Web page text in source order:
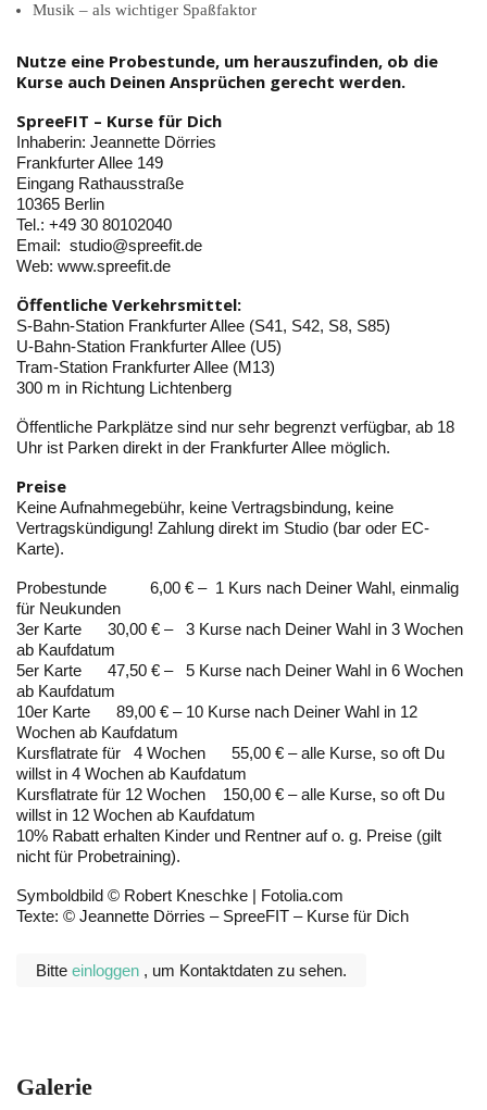
Musik – als wichtiger Spaßfaktor
Nutze eine Probestunde, um herauszufinden, ob die
Kurse auch Deinen Ansprüchen gerecht werden.
SpreeFIT – Kurse für Dich
Inhaberin: Jeannette Dörries
Frankfurter Allee 149
Eingang Rathausstraße
10365 Berlin
Tel.: +49 30 80102040
Email: studio@spreefit.de
Web: www.spreefit.de
Öffentliche Verkehrsmittel:
S-Bahn-Station Frankfurter Allee (S41, S42, S8, S85)
U-Bahn-Station Frankfurter Allee (U5)
Tram-Station Frankfurter Allee (M13)
300 m in Richtung Lichtenberg
Öffentliche Parkplätze sind nur sehr begrenzt verfügbar, ab 18
Uhr ist Parken direkt in der Frankfurter Allee möglich.
Preise
Keine Aufnahmegebühr, keine Vertragsbindung, keine
Vertragskündigung! Zahlung direkt im Studio (bar oder EC-
Karte).
Probestunde 6,00 € – 1 Kurs nach Deiner Wahl, einmalig
für Neukunden
3er Karte 30,00 € – 3 Kurse nach Deiner Wahl in 3 Wochen
ab Kaufdatum
5er Karte 47,50 € – 5 Kurse nach Deiner Wahl in 6 Wochen
ab Kaufdatum
10er Karte 89,00 € – 10 Kurse nach Deiner Wahl in 12
Wochen ab Kaufdatum
Kursflatrate für 4 Wochen 55,00 € – alle Kurse, so oft Du
willst in 4 Wochen ab Kaufdatum
Kursflatrate für 12 Wochen 150,00 € – alle Kurse, so oft Du
willst in 12 Wochen ab Kaufdatum
10% Rabatt erhalten Kinder und Rentner auf o. g. Preise (gilt
nicht für Probetraining).
Symboldbild © Robert Kneschke | Fotolia.com
Texte: © Jeannette Dörries – SpreeFIT – Kurse für Dich
Bitte einloggen , um Kontaktdaten zu sehen.
Galerie